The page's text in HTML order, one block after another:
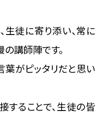
生徒に寄り添い、常に
講師陣です。
がピッタリだと思い
ることで、生徒の皆